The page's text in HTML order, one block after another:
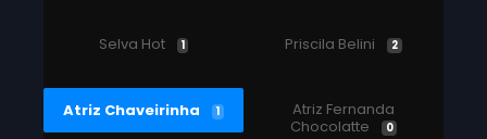
Selva Hot 1 Priscila Belini 2
Atriz Chaveirinha 1
Atriz Fernanda
Chocolatte
0